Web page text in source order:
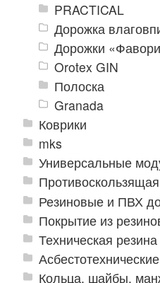
PRACTICAL
Дорожка
Дорожки
Orotex GIN
Полоска
Granada
Коврики
mks
Универсальные
Резиновые и ПВХ
Покрытие из
Техническая резина
Кольца, шайбы,